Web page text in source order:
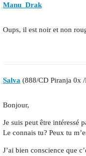
Manu_Drak
Oups, il est noir et non
Salva (888/CD Piranja 0x
Bonjour,
Je suis peut être intéressé
Le connais tu? Peux tu
J’ai bien conscience que